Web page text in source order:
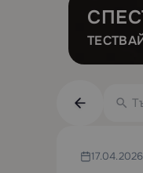
17.04.2026